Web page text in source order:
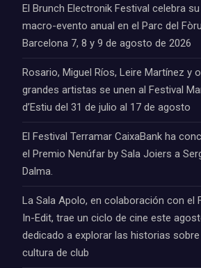
El Brunch Electronik Festival celebra su
macro-evento anual en el Parc del
Barcelona 7, 8 y 9 de agosto de 2026
Rosario, Miguel Ríos, Leire Martínez y
grandes artistas se unen al Festival
d’Estiu del 31 de julio al 17 de agosto
El Festival Terramar CaixaBank ha
el Premio Nenúfar by Sala Joiers a
Dalma.
La Sala Apolo, en colaboración con el
In-Edit, trae un ciclo de cine este
dedicado a explorar las historias
cultura de club